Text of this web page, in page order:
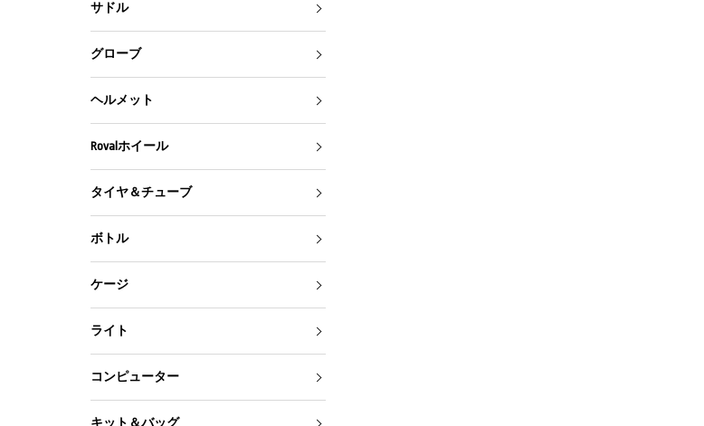
サドル
グローブ
ヘルメット
Rovalホイール
タイヤ＆チューブ
ボトル
ケージ
ライト
コンピューター
キット＆バッグ